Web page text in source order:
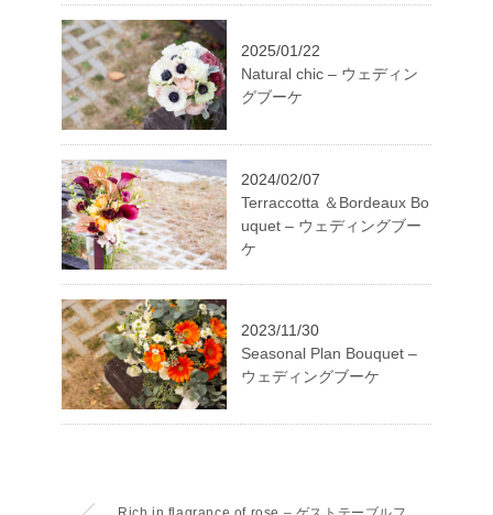
2025/01/22
Natural chic – ウェディン
グブーケ
2024/02/07
Terraccotta ＆Bordeaux Bo
uquet – ウェディングブー
ケ
2023/11/30
Seasonal Plan Bouquet –
ウェディングブーケ